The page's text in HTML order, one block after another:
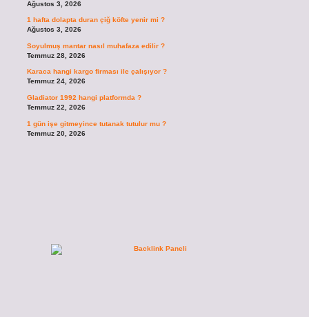
Ağustos 3, 2026
1 hafta dolapta duran çiğ köfte yenir mi ?
Ağustos 3, 2026
Soyulmuş mantar nasıl muhafaza edilir ?
Temmuz 28, 2026
Karaca hangi kargo firması ile çalışıyor ?
Temmuz 24, 2026
Gladiator 1992 hangi platformda ?
Temmuz 22, 2026
1 gün işe gitmeyince tutanak tutulur mu ?
Temmuz 20, 2026